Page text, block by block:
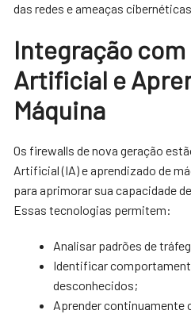
das redes e ameaças
Integração
Artificial e
Máquina
Os firewalls de nova geração
Artificial (IA) e aprendizado de
para aprimorar sua capacidade
Essas tecnologias permitem:
Analisar padrões de
Identificar
desconhecidos;
Aprender continuamente